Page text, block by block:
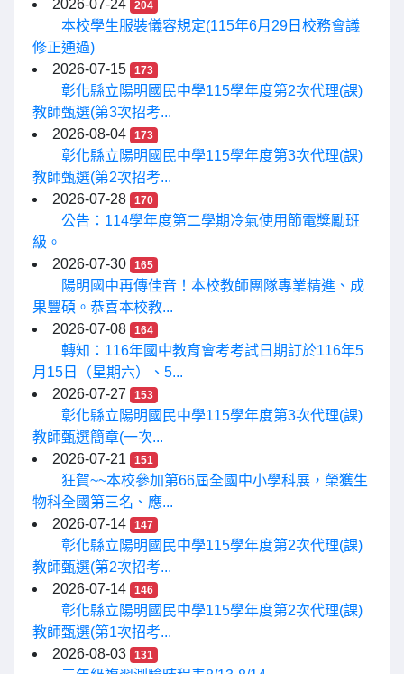
2026-07-24
204
本校學生服裝儀容規定(115年6月29日校務會議
修正通過)
2026-07-15
173
彰化縣立陽明國民中學115學年度第2次代理(課)
教師甄選(第3次招考...
2026-08-04
173
彰化縣立陽明國民中學115學年度第3次代理(課)
教師甄選(第2次招考...
2026-07-28
170
公告：114學年度第二學期冷氣使用節電獎勵班
級。
2026-07-30
165
陽明國中再傳佳音！本校教師團隊專業精進、成
果豐碩。恭喜本校教...
2026-07-08
164
轉知：116年國中教育會考考試日期訂於116年5
月15日（星期六）、5...
2026-07-27
153
彰化縣立陽明國民中學115學年度第3次代理(課)
教師甄選簡章(一次...
2026-07-21
151
狂賀~~本校參加第66屆全國中小學科展，榮獲生
物科全國第三名、應...
2026-07-14
147
彰化縣立陽明國民中學115學年度第2次代理(課)
教師甄選(第2次招考...
2026-07-14
146
彰化縣立陽明國民中學115學年度第2次代理(課)
教師甄選(第1次招考...
2026-08-03
131